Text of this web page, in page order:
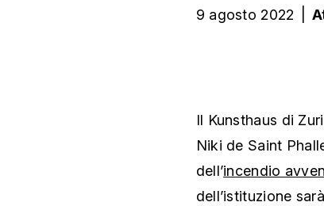
9 agosto 2022
Il Kunsthaus di
Niki de Saint
dell’incendio
dell’istituzione